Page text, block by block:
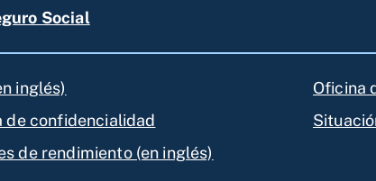
Social
inglés)
de confidencialidad
de rendimiento (en inglés)
Oficina